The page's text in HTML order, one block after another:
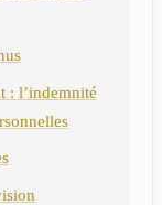
: l’indemnité